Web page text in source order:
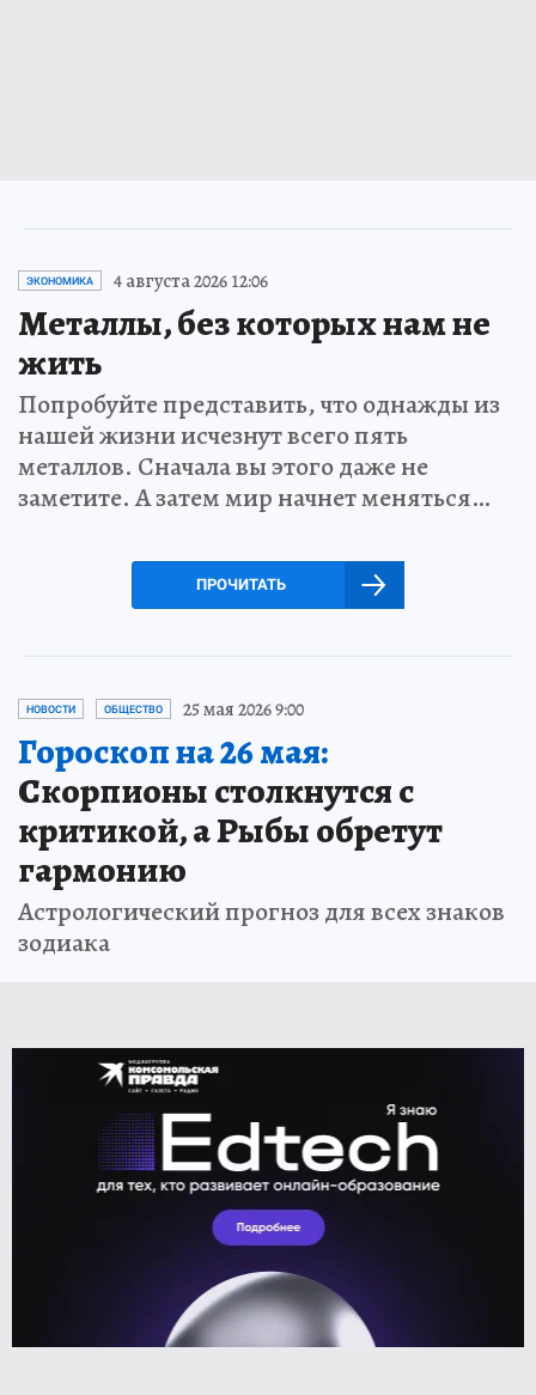
ЭКОНОМИКА 4 августа 2026 12:06
Металлы, без которых нам не
жить
Попробуйте представить, что однажды из
нашей жизни исчезнут всего пять
металлов. Сначала вы этого даже не
заметите. А затем мир начнет меняться…
ПРОЧИТАТЬ
НОВОСТИ ОБЩЕСТВО 25 мая 2026 9:00
Гороскоп на 26 мая:
Скорпионы столкнутся с
критикой, а Рыбы обретут
гармонию
Астрологический прогноз для всех знаков
зодиака